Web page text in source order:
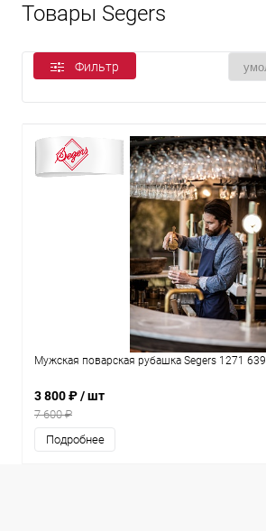
Товары Segers
Фильтр
Мужская поварская рубашка Segers 1271 639
3 800 ₽/ шт
7 600 ₽
Подробнее